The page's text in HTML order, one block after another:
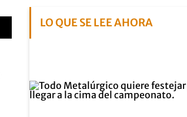
LO QUE SE LEE AHORA